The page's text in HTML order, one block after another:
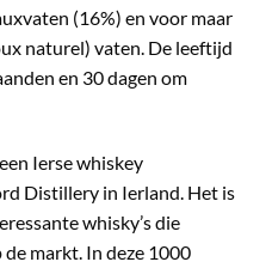
(16%) en voor maar
naturel) vaten. De leeftijd
en 30 dagen om
Ierse whiskey
Distillery in Ierland. Het is
whisky’s die
markt. In deze 1000